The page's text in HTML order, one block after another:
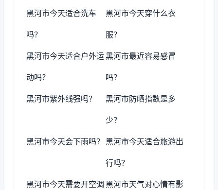
黑河市今天适合洗车
吗？
黑河市今天穿什么衣
服？
黑河市今天适合户外运
动吗？
黑河市最近容易感冒
吗？
黑河市紫外线强吗？ 黑河市防晒指数是多
少？
黑河市今天会下雨吗？ 黑河市今天适合旅游出
行吗？
黑河市今天需要开空调 黑河市天气对心情有影